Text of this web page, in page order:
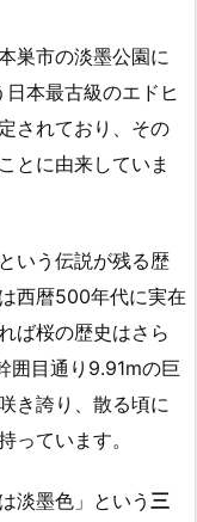
巣市の淡墨公園に
日本最古級のエドヒ
されており、その
とに由来していま
いう伝説が残る歴
西暦500年代に実在
ば桜の歴史はさら
囲目通り9.91mの巨
き誇り、散る頃に
っています。
淡墨色」という 三